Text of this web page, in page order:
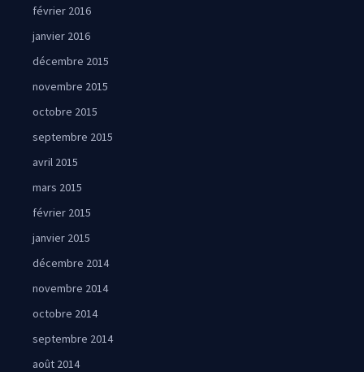
février 2016
janvier 2016
décembre 2015
novembre 2015
octobre 2015
septembre 2015
avril 2015
mars 2015
février 2015
janvier 2015
décembre 2014
novembre 2014
octobre 2014
septembre 2014
août 2014